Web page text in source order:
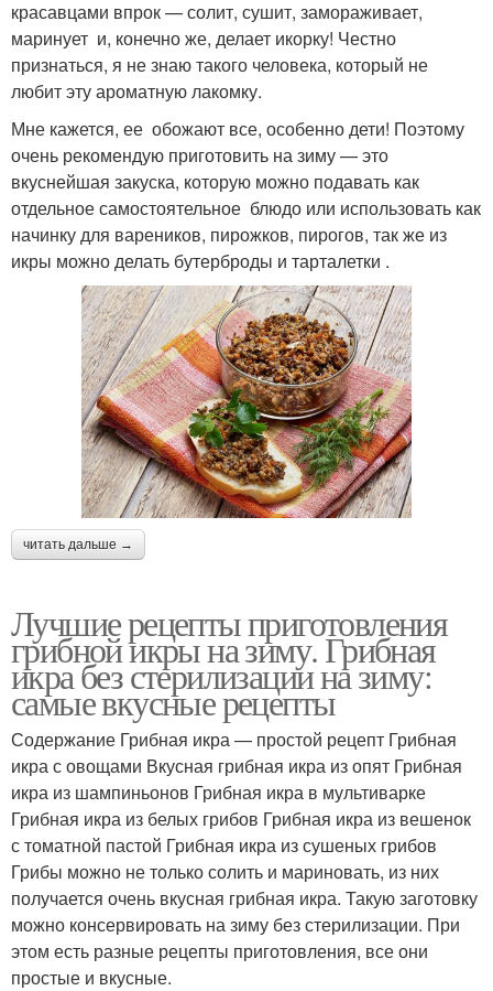
красавцами впрок — солит, сушит, замораживает,
маринует и, конечно же, делает икорку! Честно
признаться, я не знаю такого человека, который не
любит эту ароматную лакомку.
Мне кажется, ее обожают все, особенно дети! Поэтому
очень рекомендую приготовить на зиму — это
вкуснейшая закуска, которую можно подавать как
отдельное самостоятельное блюдо или использовать как
начинку для вареников, пирожков, пирогов, так же из
икры можно делать бутерброды и тарталетки .
читать дальше →
Лучшие рецепты приготовления
грибной икры на зиму. Грибная
икра без стерилизации на зиму:
самые вкусные рецепты
Содержание Грибная икра — простой рецепт Грибная
икра с овощами Вкусная грибная икра из опят Грибная
икра из шампиньонов Грибная икра в мультиварке
Грибная икра из белых грибов Грибная икра из вешенок
с томатной пастой Грибная икра из сушеных грибов
Грибы можно не только солить и мариновать, из них
получается очень вкусная грибная икра. Такую заготовку
можно консервировать на зиму без стерилизации. При
этом есть разные рецепты приготовления, все они
простые и вкусные.